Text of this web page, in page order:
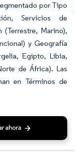
por Tipo
Servicios de
Marino),
y Geografía
Egipto, Libia,
de África). Las
en Términos de